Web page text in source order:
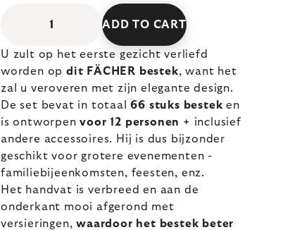
ADD TO CART
U zult op het eerste gezicht verliefd
worden opdit FÄCHER bestek, want het
zal u veroveren met zijn elegante design.
De set bevat in totaal66 stuks bestek en
is ontworpen voor 12 personen + inclusief
andere accessoires. Hij is dus bijzonder
geschikt voor grotere evenementen -
familiebijeenkomsten, feesten, enz.
Het handvat is verbreed en aan de
onderkant mooi afgerond met
versieringen,waardoor het bestek beter